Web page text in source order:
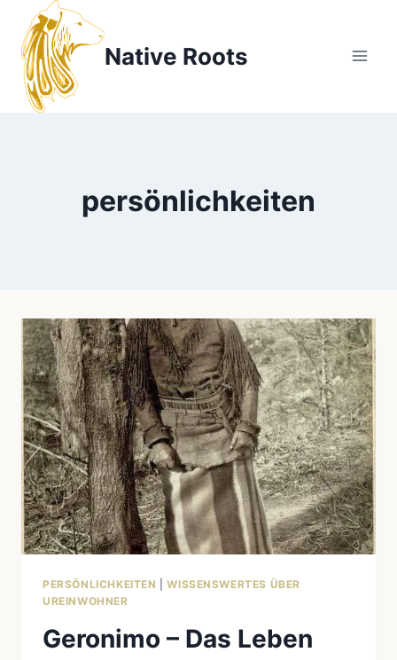
Inhalt
springen
Native Roots
persönlichkeiten
PERSÖNLICHKEITEN |WISSENSWERTES ÜBER
UREINWOHNER
Geronimo – Das Leben